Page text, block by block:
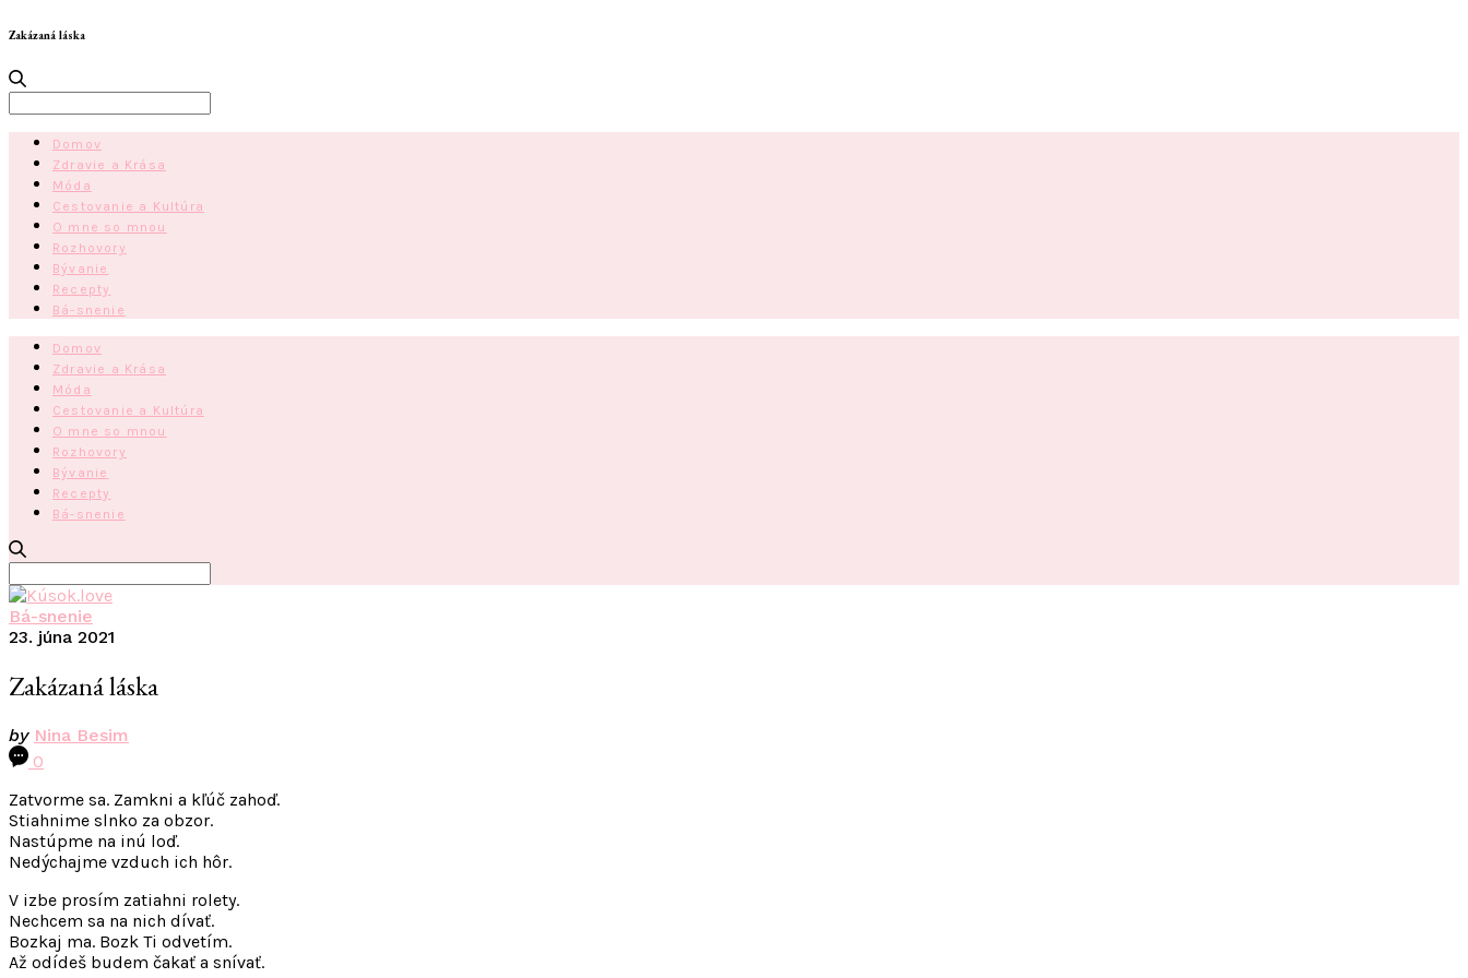
Zakázaná láska
Domov
Zdravie a Krása
Móda
Cestovanie a Kultúra
O mne so mnou
Rozhovory
Bývanie
Recepty
Bá-snenie
Domov
Zdravie a Krása
Móda
Cestovanie a Kultúra
O mne so mnou
Rozhovory
Bývanie
Recepty
Bá-snenie
for:
Bá-snenie
23. júna 2021
Zakázaná láska
by Nina Besim
0
Zatvorme sa. Zamkni a kľúč zahoď.
Stiahnime slnko za obzor.
Nastúpme na inú loď.
Nedýchajme vzduch ich hôr.
V izbe prosím zatiahni rolety.
Nechcem sa na nich dívať.
Bozkaj ma. Bozk Ti odvetím.
Až odídeš budem čakať a snívať.